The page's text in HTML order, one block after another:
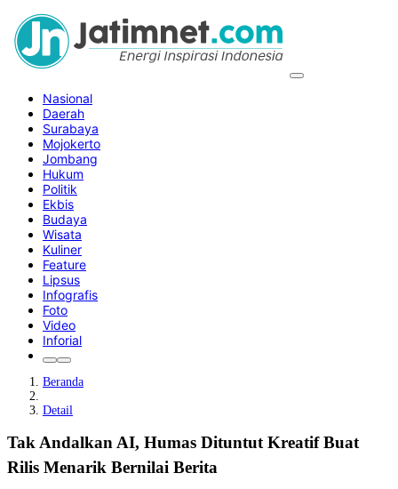
Nasional
Daerah
Surabaya
Mojokerto
Jombang
Hukum
Politik
Ekbis
Budaya
Wisata
Kuliner
Feature
Lipsus
Infografis
Foto
Video
Inforial
Beranda
Detail
Tak Andalkan AI, Humas Dituntut Kreatif Buat
Rilis Menarik Bernilai Berita